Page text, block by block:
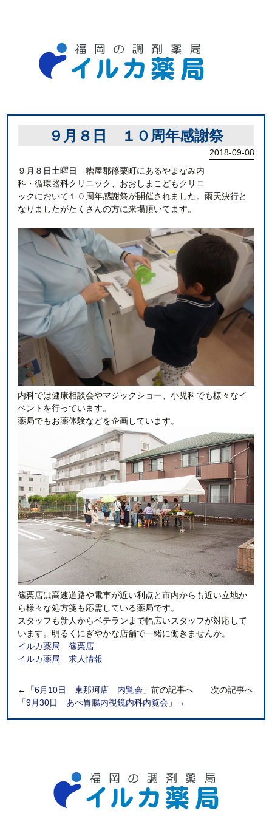
９月８日 １０周年感謝祭
2018-09-08
９月８日土曜日 糟屋郡篠栗町にあるやまなみ内
科・循環器科クリニック、おおしまこどもクリニ
ックにおいて１０周年感謝祭が開催されました。雨天決行と
なりましたがたくさんの方に来場頂いてます。
内科では健康相談会やマジックショー、小児科でも様々なイ
ベントを行っています。
薬局でもお薬体験などを企画しています。
篠栗店は高速道路や電車が近い利点と市内からも近い立地か
ら様々な処方箋も応需している薬局です。
スタッフも新人からベテランまで幅広いスタッフが対応して
います。明るくにぎやかな店舗で一緒に働きませんか。
イルカ薬局 篠栗店
イルカ薬局 求人情報
←「6月10日 東那珂店 内覧会 」前の記事へ 次の記事へ
「9月30日 あべ胃腸内視鏡内科内覧会 」→